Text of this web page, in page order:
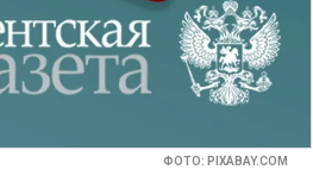
ФОТО: PIXABAY.COM